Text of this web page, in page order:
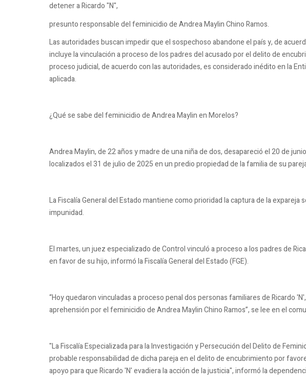
detener a Ricardo "N",
presunto responsable del feminicidio de Andrea Maylin Chino Ramos.
Las autoridades buscan impedir que el sospechoso abandone el país y, de
incluye la vinculación a proceso de los padres del acusado por el delito de
proceso judicial, de acuerdo con las autoridades, es considerado inédito en la
aplicada.
¿Qué se sabe del feminicidio de Andrea Maylin en Morelos?
Andrea Maylin, de 22 años y madre de una niña de dos, desapareció el 20 de
localizados el 31 de julio de 2025 en un predio propiedad de la familia de su
La Fiscalía General del Estado mantiene como prioridad la captura de la expareja
impunidad.
El martes, un juez especializado de Control vinculó a proceso a los padres de
en favor de su hijo, informó la Fiscalía General del Estado (FGE).
“Hoy quedaron vinculadas a proceso penal dos personas familiares de Ricardo
aprehensión por el feminicidio de Andrea Maylin Chino Ramos”, se lee en el
"La Fiscalía Especializada para la Investigación y Persecución del Delito de
probable responsabilidad de dicha pareja en el delito de encubrimiento por
apoyo para que Ricardo 'N' evadiera la acción de la justicia", informó la